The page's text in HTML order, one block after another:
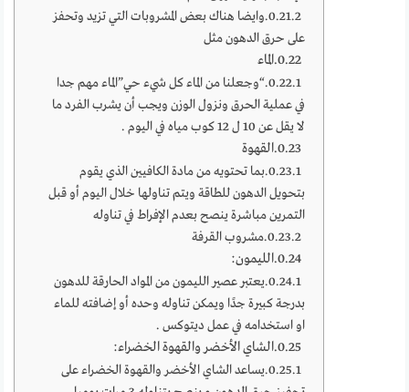
وايضا هناك بعض المشروبات التي تزيد وتحفز
على حرق الدهون مثل
‏الماء
“وجعلنا من الماء كل شيء حي”الماء مهم جدا
في عملية الحرق ونزول الوزن ويجب أن يشرب الفرد ما
لا يقل عن 10 ل 12 كوب مياه في اليوم .
القهوة
بما تحتويه من مادة الكافيين الذي يقوم
بتحويل الدهون للطاقة ويتم تناولها خلال اليوم أو قبل
التمرين مباشرة ينصح بعدم الإفراط في تناوله
مشروب القرفة
الليمون:
يعتبر عصير الليمون من المواد الحارقة للدهون
بدرجة كبيرة جدًا ويمكن تناوله وحده أو إضافته للماء
او استخدامه في عمل ديتوكس .
الشاي الأخضر والقهوة الخضراء:
يساعد الشاي الأخضر والقهوة الخضراء على